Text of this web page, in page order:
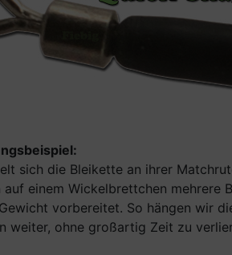
sich die Bleikette an ihrer
auf einem Wickelbrettchen mehrere
vorbereitet. So hängen wir
weiter, ohne großartig Zeit zu